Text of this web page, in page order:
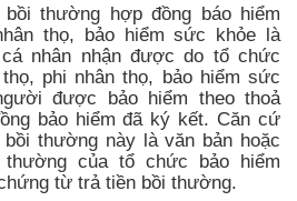
thường hợp đồng báo hiểm
thọ, bảo hiểm sức khỏe là
nhân nhận được do tổ chức
phi nhân thọ, bảo hiểm sức
được bảo hiểm theo thoả
bảo hiểm đã ký kết. Căn cứ
thường này là văn bản hoặc
của tổ chức bảo hiểm
từ trả tiền bồi thường.